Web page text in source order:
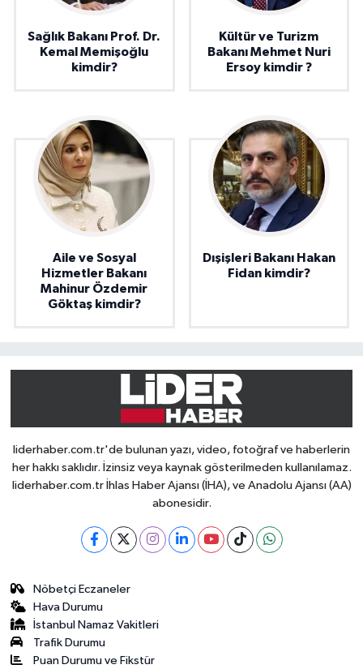
Sağlık Bakanı Prof. Dr.
Kemal Memişoğlu
kimdir?
Kültür ve Turizm
Bakanı Mehmet Nuri
Ersoy kimdir ?
Aile ve Sosyal
Hizmetler Bakanı
Mahinur Özdemir
Göktaş kimdir?
Dışişleri Bakanı Hakan
Fidan kimdir?
liderhaber.com.tr'de bulunan yazı, video, fotoğraf ve haberlerin
her hakkı saklıdır. İzinsiz veya kaynak gösterilmeden kullanılamaz.
liderhaber.com.tr İhlas Haber Ajansı (İHA), ve Anadolu Ajansı (AA)
abonesidir.
Nöbetçi Eczaneler
Hava Durumu
İstanbul Namaz Vakitleri
Trafik Durumu
Puan Durumu ve Fikstür